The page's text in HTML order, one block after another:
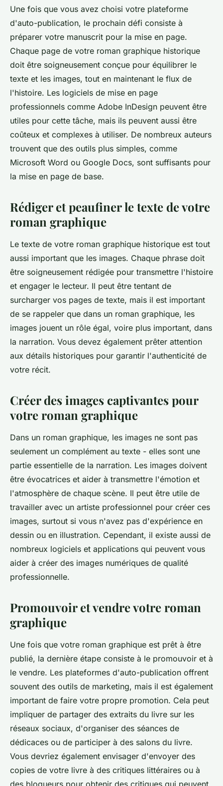
Une fois que vous avez choisi votre plateforme
d'auto-publication, le prochain défi consiste à
préparer votre manuscrit pour la mise en page.
Chaque page de votre roman graphique historique
doit être soigneusement conçue pour équilibrer le
texte et les images, tout en maintenant le flux de
l'histoire. Les logiciels de mise en page
professionnels comme Adobe InDesign peuvent être
utiles pour cette tâche, mais ils peuvent aussi être
coûteux et complexes à utiliser. De nombreux auteurs
trouvent que des outils plus simples, comme
Microsoft Word ou Google Docs, sont suffisants pour
la mise en page de base.
Rédiger et peaufiner le texte de votre
roman graphique
Le texte de votre roman graphique historique est tout
aussi important que les images. Chaque phrase doit
être soigneusement rédigée pour transmettre l'histoire
et engager le lecteur. Il peut être tentant de
surcharger vos pages de texte, mais il est important
de se rappeler que dans un roman graphique, les
images jouent un rôle égal, voire plus important, dans
la narration. Vous devez également prêter attention
aux détails historiques pour garantir l'authenticité de
votre récit.
Créer des images captivantes pour
votre roman graphique
Dans un roman graphique, les images ne sont pas
seulement un complément au texte - elles sont une
partie essentielle de la narration. Les images doivent
être évocatrices et aider à transmettre l'émotion et
l'atmosphère de chaque scène. Il peut être utile de
travailler avec un artiste professionnel pour créer ces
images, surtout si vous n'avez pas d'expérience en
dessin ou en illustration. Cependant, il existe aussi de
nombreux logiciels et applications qui peuvent vous
aider à créer des images numériques de qualité
professionnelle.
Promouvoir et vendre votre roman
graphique
Une fois que votre roman graphique est prêt à être
publié, la dernière étape consiste à le promouvoir et à
le vendre. Les plateformes d'auto-publication offrent
souvent des outils de marketing, mais il est également
important de faire votre propre promotion. Cela peut
impliquer de partager des extraits du livre sur les
réseaux sociaux, d'organiser des séances de
dédicaces ou de participer à des salons du livre.
Vous devriez également envisager d'envoyer des
copies de votre livre à des critiques littéraires ou à